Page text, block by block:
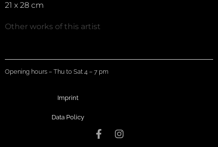
21 x 28 cm
Other works of this artist
Opening hours – Thu to Sat 4 – 7 pm
Imprint
Data Policy